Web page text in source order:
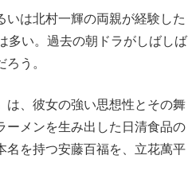
は北村一輝の両親が経験した
多い。過去の朝ドラがしばしば
う。
、彼女の強い思想性とその舞
ーメンを生み出した日清食品の
名を持つ安藤百福を、立花萬平